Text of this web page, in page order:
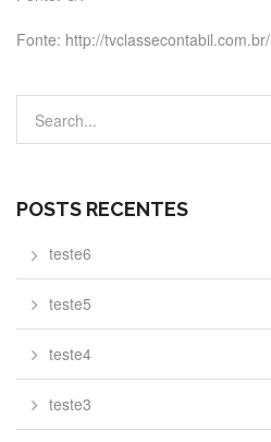
Fonte: http://tvclassecontabil.com.br/
POSTS RECENTES
teste6
teste5
teste4
teste3